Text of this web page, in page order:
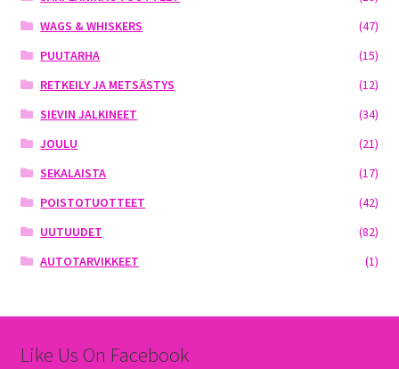
WAGS & WHISKERS
(47)
PUUTARHA
(15)
RETKEILY JA METSÄSTYS
(12)
SIEVIN JALKINEET
(34)
JOULU
(21)
SEKALAISTA
(17)
POISTOTUOTTEET
(42)
UUTUUDET
(82)
AUTOTARVIKKEET
(1)
Like Us On Facebook